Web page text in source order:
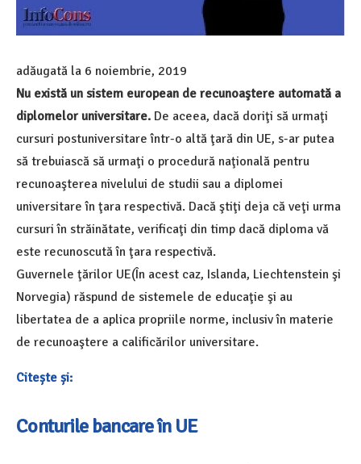
adăugată la 6 noiembrie, 2019
Nu există un sistem european de recunoaştere automată a
diplomelor universitare. De aceea, dacă doriţi să urmaţi
cursuri postuniversitare într-o altă ţară din UE, s-ar putea
să trebuiască să urmaţi o procedură naţională pentru
recunoaşterea nivelului de studii sau a diplomei
universitare în ţara respectivă. Dacă ştiţi deja că veţi urma
cursuri în străinătate, verificaţi din timp dacă diploma vă
este recunoscută în ţara respectivă.
Guvernele ţărilor UE(În acest caz, Islanda, Liechtenstein şi
Norvegia) răspund de sistemele de educaţie şi au
libertatea de a aplica propriile norme, inclusiv în materie
de recunoaştere a calificărilor universitare.
Citește și:
Conturile bancare în UE